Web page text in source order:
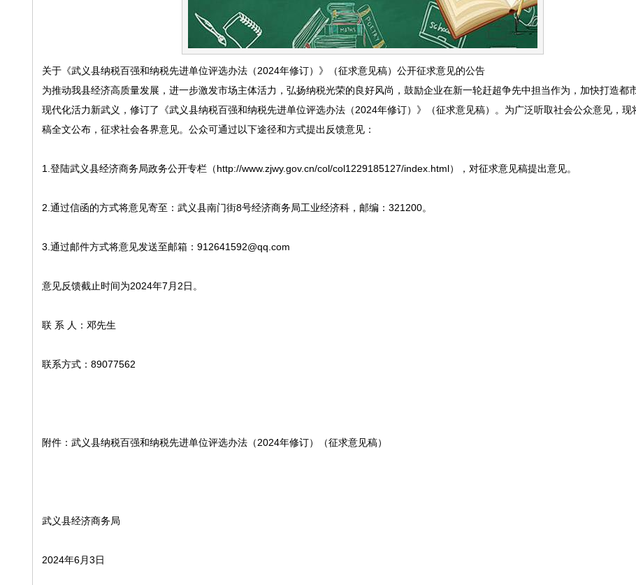
关于《武义县纳税百强和纳税先进单位评选办法（2024年修订）》（征求意见稿）公开征求意见的公告
为推动我县经济高质量发展，进一步激发市场主体活力，弘扬纳税光荣的良好风尚，鼓励企业在新一轮赶超争先中担当作为，加快打造都
现代化活力新武义，修订了《武义县纳税百强和纳税先进单位评选办法（2024年修订）》（征求意见稿）。为广泛听取社会公众意见，现
稿全文公布，征求社会各界意见。公众可通过以下途径和方式提出反馈意见：
1.登陆武义县经济商务局政务公开专栏（http://www.zjwy.gov.cn/col/col1229185127/index.html），对征求意见稿提出意见。
2.通过信函的方式将意见寄至：武义县南门街8号经济商务局工业经济科，邮编：321200。
3.通过邮件方式将意见发送至邮箱：912641592@qq.com
意见反馈截止时间为2024年7月2日。
联 系 人：邓先生
联系方式：89077562
附件：武义县纳税百强和纳税先进单位评选办法（2024年修订）（征求意见稿）
武义县经济商务局
2024年6月3日